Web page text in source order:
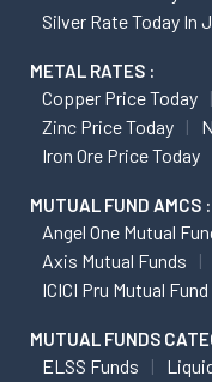
Silver Rate Today In
METAL RATES :
Copper Price Today
Zinc Price Today
Iron Ore Price Today
MUTUAL FUND AMCS :
Angel One Mutual
Axis Mutual Funds
ICICI Pru Mutual Fund
MUTUAL FUNDS
ELSS Funds